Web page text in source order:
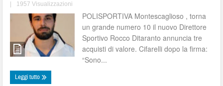
1957 Visualizzazioni
POLISPORTIVA Montescaglioso , torna
un grande numero 10 il nuovo Direttore
Sportivo Rocco Ditaranto annuncia tre
acquisti di valore. Cifarelli dopo la firma:
“Sono...
Leggi tutto